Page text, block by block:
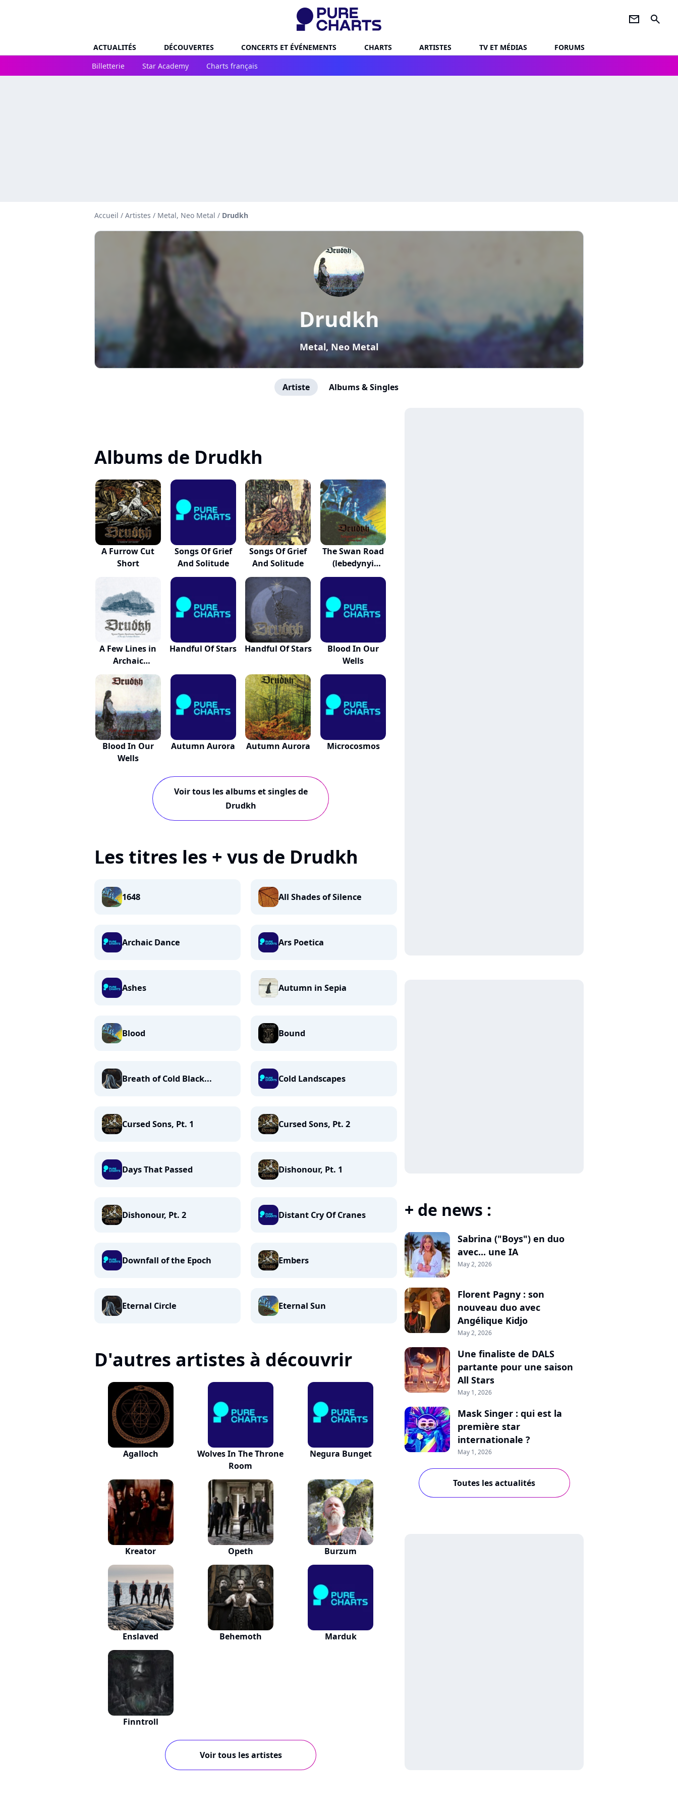
newsletter search
ACTUALITÉS DÉCOUVERTES CONCERTS ET ÉVÉNEMENTS CHARTS ARTISTES TV ET MÉDIAS
FORUMS
Billetterie
Star Academy Charts français
Accueil / Artistes / Metal, Neo Metal / Drudkh
Drudkh
Metal, Neo Metal
Artiste Albums & Singles
Albums de Drudkh
A Furrow Cut
Short
Songs Of Grief
And Solitude
Songs Of Grief
And Solitude
The Swan Road
(lebedynyi
Shly...
A Few Lines in
Archaic
Ukrainian
Handful Of Stars Handful Of Stars
Blood In Our
Wells
Blood In Our
Wells
Autumn Aurora Autumn Aurora Microcosmos
Voir tous les albums et singles de
Drudkh
Les titres les + vus de Drudkh
1648 All Shades of Silence
Archaic Dance Ars Poetica
Ashes Autumn in Sepia
Blood Bound
Breath of Cold Black... Cold Landscapes
Cursed Sons, Pt. 1 Cursed Sons, Pt. 2
Days That Passed Dishonour, Pt. 1
Dishonour, Pt. 2 Distant Cry Of Cranes
Downfall of the Epoch Embers
Eternal Circle Eternal Sun
D'autres artistes à découvrir
Agalloch
Wolves In The Throne
Room
Negura Bunget
Kreator Opeth Burzum
Enslaved Behemoth Marduk
Finntroll
Voir tous les artistes
+ de news :
Sabrina ("Boys") en duo
avec... une IA
May 2, 2026
Florent Pagny : son
nouveau duo avec
Angélique Kidjo
May 2, 2026
Une finaliste de DALS
partante pour une saison
All Stars
May 1, 2026
Mask Singer : qui est la
première star
internationale ?
May 1, 2026
Toutes les actualités